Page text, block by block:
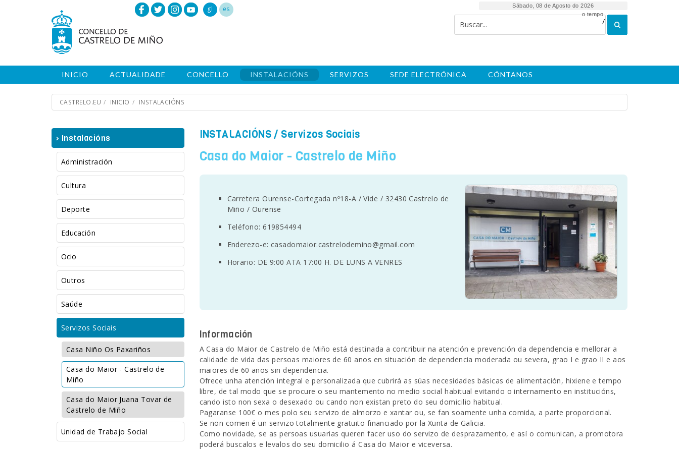
gl es Sábado, 08 de Agosto do 2026
/
o tempo
INICIO ACTUALIDADE CONCELLO INSTALACIÓNS SERVIZOS SEDE ELECTRÓNICA CÓNTANOS
CASTRELO.EU INICIO INSTALACIÓNS
› Instalacións
Administración
Cultura
Deporte
Educación
Ocio
Outros
Saúde
Servizos Sociais
Casa Niño Os Paxariños
Casa do Maior - Castrelo de
Miño
Casa do Maior Juana Tovar de
Castrelo de Miño
Unidad de Trabajo Social
INSTALACIÓNS/ Servizos Sociais
Casa do Maior - Castrelo de Miño
Carretera Ourense-Cortegada nº18-A / Vide / 32430 Castrelo de
Miño / Ourense
Teléfono: 619854494
Enderezo-e: casadomaior.castrelodemino@gmail.com
Horario: DE 9:00 ATA 17:00 H. DE LUNS A VENRES
Información
A Casa do Maior de Castrelo de Miño está destinada a contribuir na atención e prevención da dependencia e mellorar a
calidade de vida das persoas maiores de 60 anos en situación de dependencia moderada ou severa, grao I e grao II e aos
maiores de 60 anos sin dependencia.
Ofrece unha atención integral e personalizada que cubrirá as súas necesidades básicas de alimentación, hixiene e tempo
libre, de tal modo que se procure o seu mantemento no medio social habitual evitando o internamento en institucións,
cando isto non sexa o desexado ou cando non existan preto do seu domicilio habitual.
Pagaranse 100€ o mes polo seu servizo de almorzo e xantar ou, se fan soamente unha comida, a parte proporcional.
Se non comen é un servizo totalmente gratuito financiado por la Xunta de Galicia.
Como novidade, se as persoas usuarias queren facer uso do servizo de desprazamento, e así o comunican, a promotora
poderá buscalos e levalos do seu domicilio á Casa do Maior e viceversa.